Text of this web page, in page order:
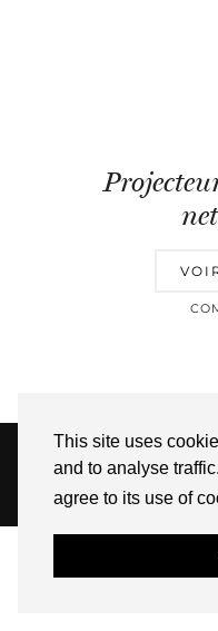
This site uses
and to analyse
agree to its use of
© 2026
CONFIDENTIALITÉ